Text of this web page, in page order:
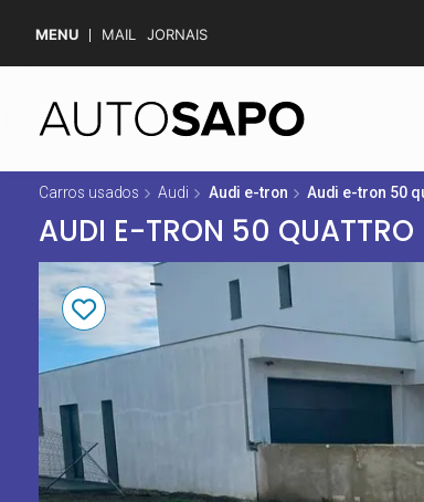
MENU MAIL JORNAIS
Carros usados Audi Audi e-tron Audi e-tron 50
AUDI E-TRON 50 QUATTRO